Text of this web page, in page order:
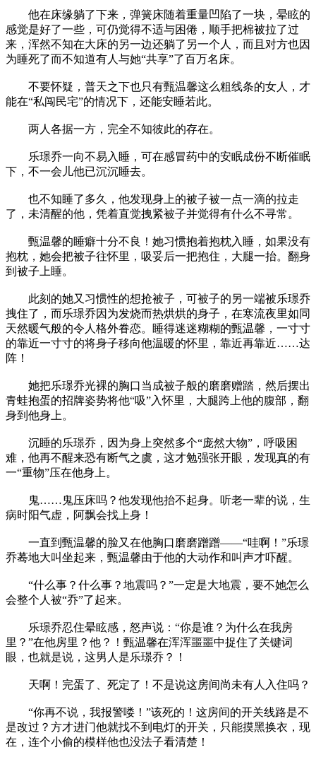
他在床缘躺了下来，弹簧床随着重量凹陷了一块，晕眩的
感觉是好了一些，可仍觉得不适与困倦，顺手把棉被拉了过
来，浑然不知在大床的另一边还躺了另一个人，而且对方也因
为睡死了而不知道有人与她“共享”了百万名床。
不要怀疑，普天之下也只有甄温馨这么粗线条的女人，才
能在“私闯民宅”的情况下，还能安睡若此。
两人各据一方，完全不知彼此的存在。
乐璟乔一向不易入睡，可在感冒药中的安眠成份不断催眠
下，不一会儿他已沉沉睡去。
也不知睡了多久，他发现身上的被子被一点一滴的拉走
了，未清醒的他，凭着直觉拽紧被子并觉得有什么不寻常。
甄温馨的睡癖十分不良！她习惯抱着抱枕入睡，如果没有
抱枕，她会把被子往怀里，吸妥后一把抱住，大腿一抬。翻身
到被子上睡。
此刻的她又习惯性的想抢被子，可被子的另一端被乐璟乔
拽住了，而乐璟乔因为发烧而热烘烘的身子，在寒流夜里如同
天然暖气般的令人格外眷恋。睡得迷迷糊糊的甄温馨，一寸寸
的靠近一寸寸的将身子移向他温暖的怀里，靠近再靠近……达
阵！
她把乐璟乔光裸的胸口当成被子般的磨磨赠踏，然后摆出
青蛙抱蛋的招牌姿势将他“吸”入怀里，大腿跨上他的腹部，翻
身到他身上。
沉睡的乐璟乔，因为身上突然多个“庞然大物”，呼吸困
难，他再不醒来恐有断气之虞，这才勉强张开眼，发现真的有
一“重物”压在他身上。
鬼……鬼压床吗？他发现他抬不起身。听老一辈的说，生
病时阳气虚，阿飘会找上身！
一直到甄温馨的脸又在他胸口磨磨蹭蹭——“哇啊！”乐璟
乔蓦地大叫坐起来，甄温馨由于他的大动作和叫声才吓醒。
“什么事？什么事？地震吗？”一定是大地震，要不她怎么
会整个人被“乔”了起来。
乐璟乔忍住晕眩感，怒声说：“你是谁？为什么在我房
里？”在他房里？他？！甄温馨在浑浑噩噩中捉住了关键词
眼，也就是说，这男人是乐璟乔？！
天啊！完蛋了、死定了！不是说这房间尚未有人入住吗？
“你再不说，我报警喽！”该死的！这房间的开关线路是不
是改过？方才进门他就找不到电灯的开关，只能摸黑换衣，现
在，连个小偷的模样他也没法子看清楚！